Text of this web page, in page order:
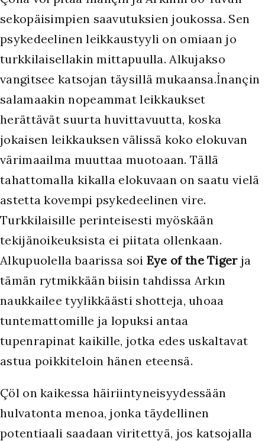
sekopäisimpien saavutuksien joukossa. Sen
psykedeelinen leikkaustyyli on omiaan jo
turkkilaisellakin mittapuulla. Alkujakso
vangitsee katsojan täysillä mukaansa.İnançin
salamaakin nopeammat leikkaukset
herättävät suurta huvittavuutta, koska
jokaisen leikkauksen välissä koko elokuvan
värimaailma muuttaa muotoaan. Tällä
tahattomalla kikalla elokuvaan on saatu vielä
astetta kovempi psykedeelinen vire.
Turkkilaisille perinteisesti myöskään
tekijänoikeuksista ei piitata ollenkaan.
Alkupuolella baarissa soi Eye of the Tigerja
tämän rytmikkään biisin tahdissa Arkın
naukkailee tyylikkäästi shotteja, uhoaa
tuntemattomille ja lopuksi antaa
tupenrapinat kaikille, jotka edes uskaltavat
astua poikkiteloin hänen eteensä.
Çöl on kaikessa häiriintyneisyydessään
hulvatonta menoa, jonka täydellinen
potentiaali saadaan viritettyä, jos katsojalla